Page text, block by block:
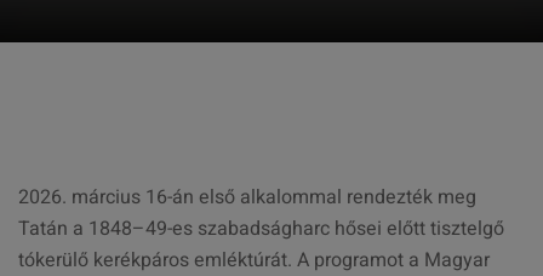
2026. március 16-án első alkalommal rendezték meg
Tatán a 1848–49-es szabadságharc hősei előtt tisztelgő
tókerülő kerékpáros emléktúrát. A programot a Magyar